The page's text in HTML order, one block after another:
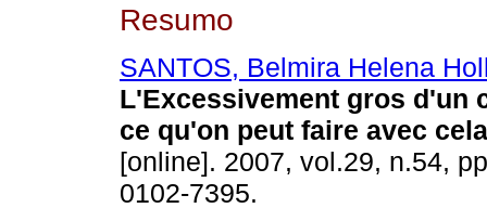
Resumo
SANTOS, Belmira Helena
L'Excessivement gros d'un
ce qu'on peut faire avec
[online]. 2007, vol.29, n.54,
0102-7395.